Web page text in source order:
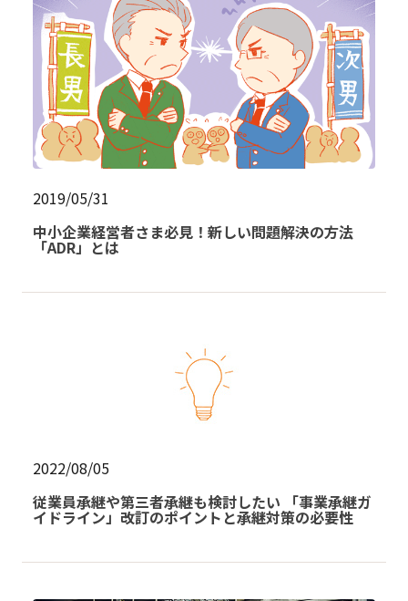
2019/05/31
中小企業経営者さま必見！新しい問題解決の方法
「ADR」とは
2022/08/05
従業員承継や第三者承継も検討したい 「事業承継ガ
イドライン」改訂のポイントと承継対策の必要性